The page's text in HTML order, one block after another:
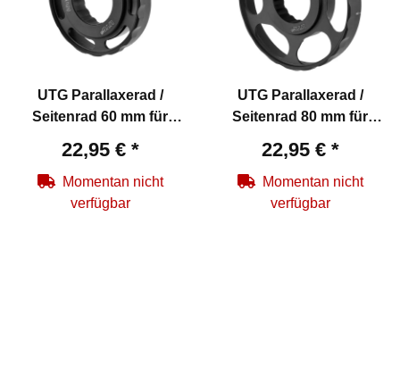
UTG Parallaxerad /
Seitenrad 60 mm für
22,95 € *
Momentan nicht
verfügbar
UTG Parallaxerad /
Seitenrad 80 mm für
22,95 € *
Momentan nicht
verfügbar